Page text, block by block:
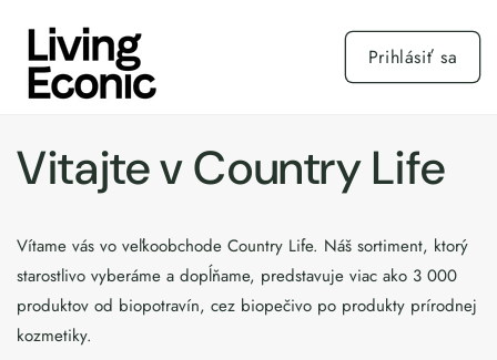
na
obsah
Prihlásiť sa
Vitajte v Country Life
Vítame vás vo veľkoobchode Country Life. Náš sortiment, ktorý
starostlivo vyberáme a dopĺňame, predstavuje viac ako 3 000
produktov od biopotravín, cez biopečivo po produkty prírodnej
kozmetiky.